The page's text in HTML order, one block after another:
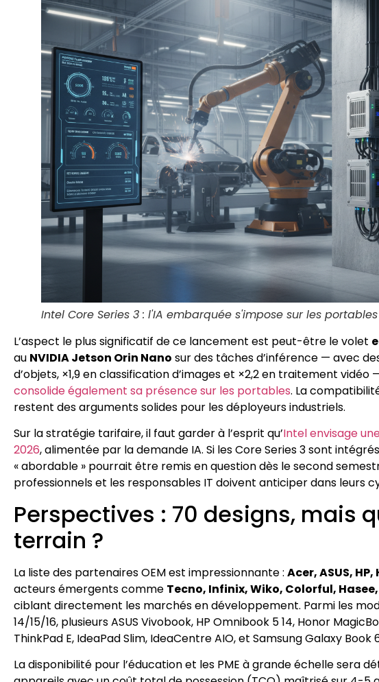
Intel Core Series 3 : l'IA embarquée s'impose sur les
L’aspect le plus significatif de ce lancement est peut-être le volet
au NVIDIA Jetson Orin Nano sur des tâches d’inférence — avec
d’objets, ×1,9 en classification d’images et ×2,2 en traitement
consolide également sa présence sur les portables. La
restent des arguments solides pour les déployeurs industriels.
Sur la stratégie tarifaire, il faut garder à l’esprit qu’Intel envisage
2026, alimentée par la demande IA. Si les Core Series 3 sont
« abordable » pourrait être remis en question dès le second
professionnels et les responsables IT doivent anticiper dans leurs
Perspectives : 70 designs, mais
terrain ?
La liste des partenaires OEM est impressionnante : Acer, ASUS,
acteurs émergents comme Tecno, Infinix, Wiko, Colorful,
ciblant directement les marchés en développement. Parmi les
14/15/16, plusieurs ASUS Vivobook, HP Omnibook 5 14, Honor
ThinkPad E, IdeaPad Slim, IdeaCentre AIO, et Samsung Galaxy Book
La disponibilité pour l’éducation et les PME à grande échelle sera